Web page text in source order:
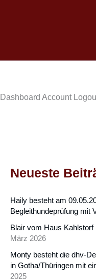
Neueste
Haily besteht am
Begleithundeprüfung mit
Blair vom Haus
März 2026
Monty besteht die dhv-
in Gotha/Thüringen mit
2025
Dashboard Account